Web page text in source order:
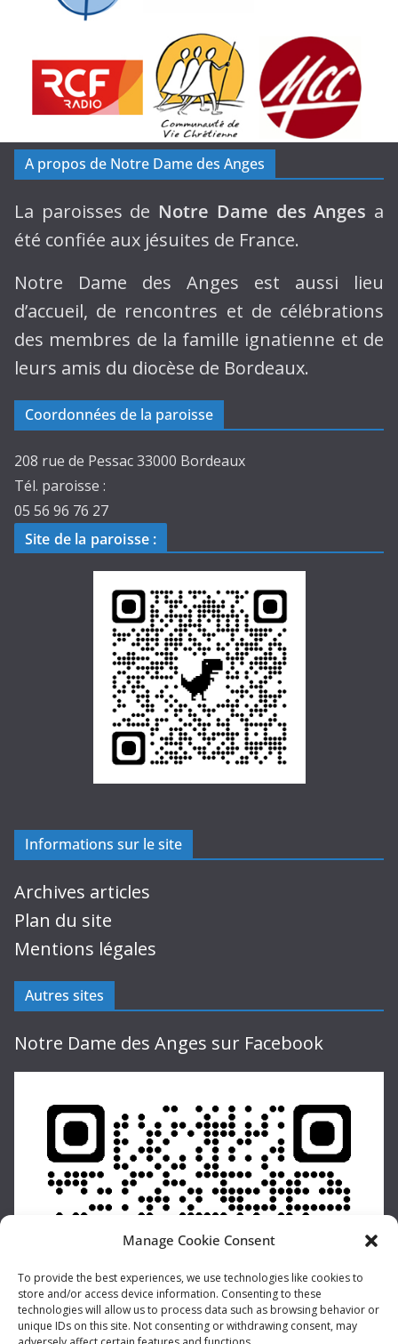
Manage Cookie Consent
To provide the best experiences, we use technologies like cookies to
store and/or access device information. Consenting to these
technologies will allow us to process data such as browsing behavior or
unique IDs on this site. Not consenting or withdrawing consent, may
A propos de Notre Dame des Anges
La paroisses de Notre Dame des Anges a
été confiée aux jésuites de France.
Notre Dame des Anges est aussi lieu
d’accueil, de rencontres et de célébrations
des membres de la famille ignatienne et de
leurs amis du diocèse de Bordeaux.
Coordonnées de la paroisse
208 rue de Pessac 33000 Bordeaux
Tél. paroisse :
05 56 96 76 27
Site de la paroisse :
Informations sur le site
Archives articles
Plan du site
Mentions légales
Autres sites
Notre Dame des Anges sur Facebook